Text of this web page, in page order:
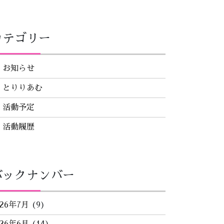
テゴリー
お知らせ
とりりあむ
活動予定
活動履歴
ックナンバー
年7月 (9)